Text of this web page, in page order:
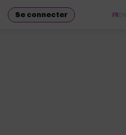
Se connecter FR